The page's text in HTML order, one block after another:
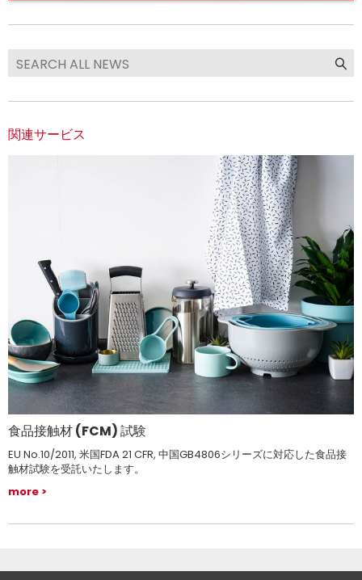
関連サービス
食品接触材 (FCM) 試験
EU No.10/2011, 米国FDA 21 CFR, 中国GB4806シリーズに対応した食品接
触材試験を受託いたします。
more